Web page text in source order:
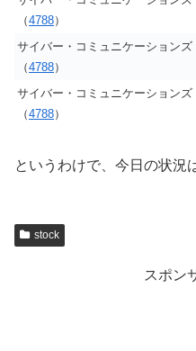
（4788）
サイバー・コミュニケーションズ
（4788）
サイバー・コミュニケーションズ
（4788）
というわけで、今日の状況
stock
スポン